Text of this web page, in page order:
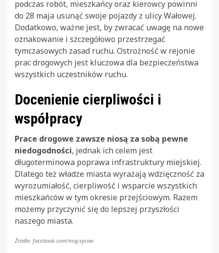
podczas robót, mieszkańcy oraz kierowcy powinni
do 28 maja usunąć swoje pojazdy z ulicy Wałowej.
Dodatkowo, ważne jest, by zwracać uwagę na nowe
oznakowanie i szczegółowo przestrzegać
tymczasowych zasad ruchu. Ostrożność w rejonie
prac drogowych jest kluczowa dla bezpieczeństwa
wszystkich uczestników ruchu.
Docenienie cierpliwości i
współpracy
Prace drogowe zawsze niosą za sobą pewne
niedogodności, jednak ich celem jest
długoterminowa poprawa infrastruktury miejskiej.
Dlatego też władze miasta wyrażają wdzięczność za
wyrozumiałość, cierpliwość i wsparcie wszystkich
mieszkańców w tym okresie przejściowym. Razem
możemy przyczynić się do lepszej przyszłości
naszego miasta.
Źródło: facebook.com/mig.sycow